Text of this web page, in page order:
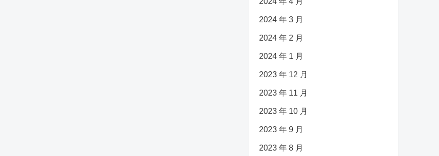
2024 年 3 月
2024 年 2 月
2024 年 1 月
2023 年 12 月
2023 年 11 月
2023 年 10 月
2023 年 9 月
2023 年 8 月